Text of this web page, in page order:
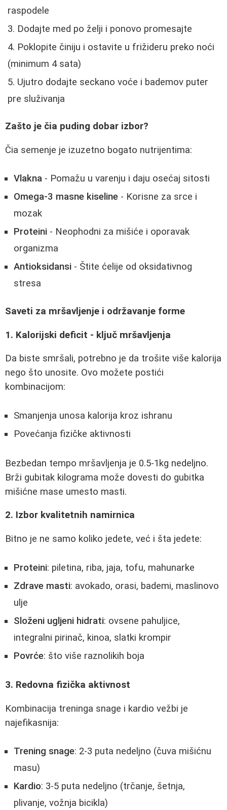
raspodele
Dodajte med po želji i ponovo promesajte
Poklopite činiju i ostavite u frižideru preko noći
(minimum 4 sata)
Ujutro dodajte seckano voće i bademov puter
pre služivanja
Zašto je čia puding dobar izbor?
Čia semenje je izuzetno bogato nutrijentima:
Vlakna - Pomažu u varenju i daju osećaj sitosti
Omega-3 masne kiseline - Korisne za srce i
mozak
Proteini - Neophodni za mišiće i oporavak
organizma
Antioksidansi - Štite ćelije od oksidativnog
stresa
Saveti za mršavljenje i održavanje forme
1. Kalorijski deficit - ključ mršavljenja
Da biste smršali, potrebno je da trošite više kalorija
nego što unosite. Ovo možete postići
kombinacijom:
Smanjenja unosa kalorija kroz ishranu
Povećanja fizičke aktivnosti
Bezbedan tempo mršavljenja je 0.5-1kg nedeljno.
Brži gubitak kilograma može dovesti do gubitka
mišićne mase umesto masti.
2. Izbor kvalitetnih namirnica
Bitno je ne samo koliko jedete, već i šta jedete:
Proteini: piletina, riba, jaja, tofu, mahunarke
Zdrave masti: avokado, orasi, bademi, maslinovo
ulje
Složeni ugljeni hidrati: ovsene pahuljice,
integralni pirinač, kinoa, slatki krompir
Povrće: što više raznolikih boja
3. Redovna fizička aktivnost
Kombinacija treninga snage i kardio vežbi je
najefikasnija:
Trening snage: 2-3 puta nedeljno (čuva mišićnu
masu)
Kardio: 3-5 puta nedeljno (trčanje, šetnja,
plivanje, vožnja bicikla)